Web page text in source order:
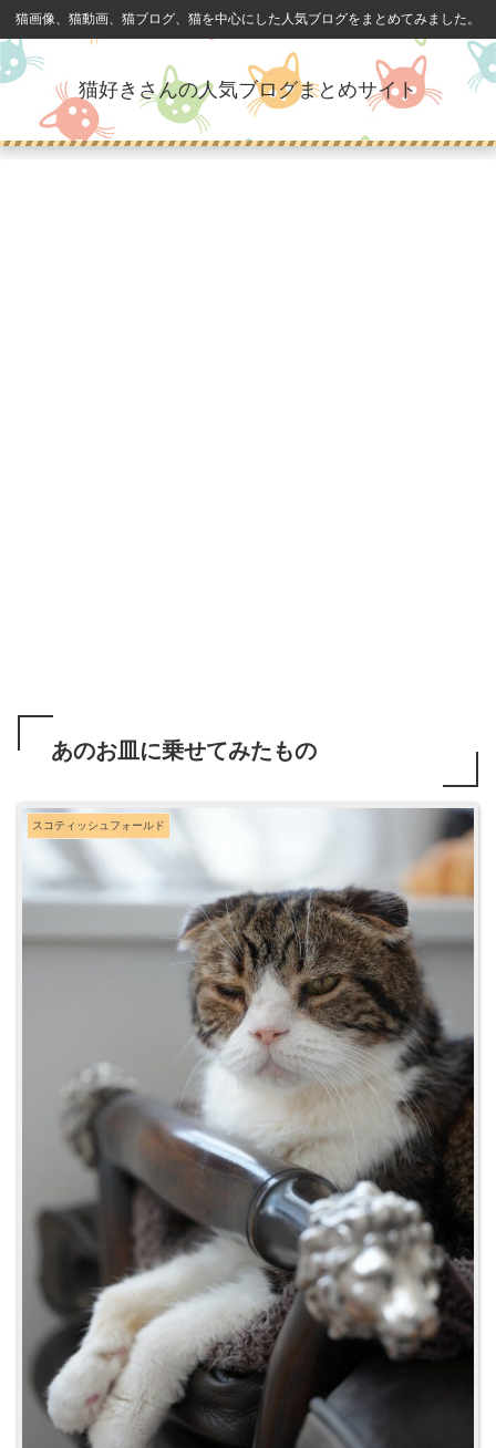
猫画像、猫動画、猫ブログ、猫を中心にした人気ブログをまとめてみました。
猫好きさんの人気ブログまとめサイト
あのお皿に乗せてみたもの
スコティッシュフォールド